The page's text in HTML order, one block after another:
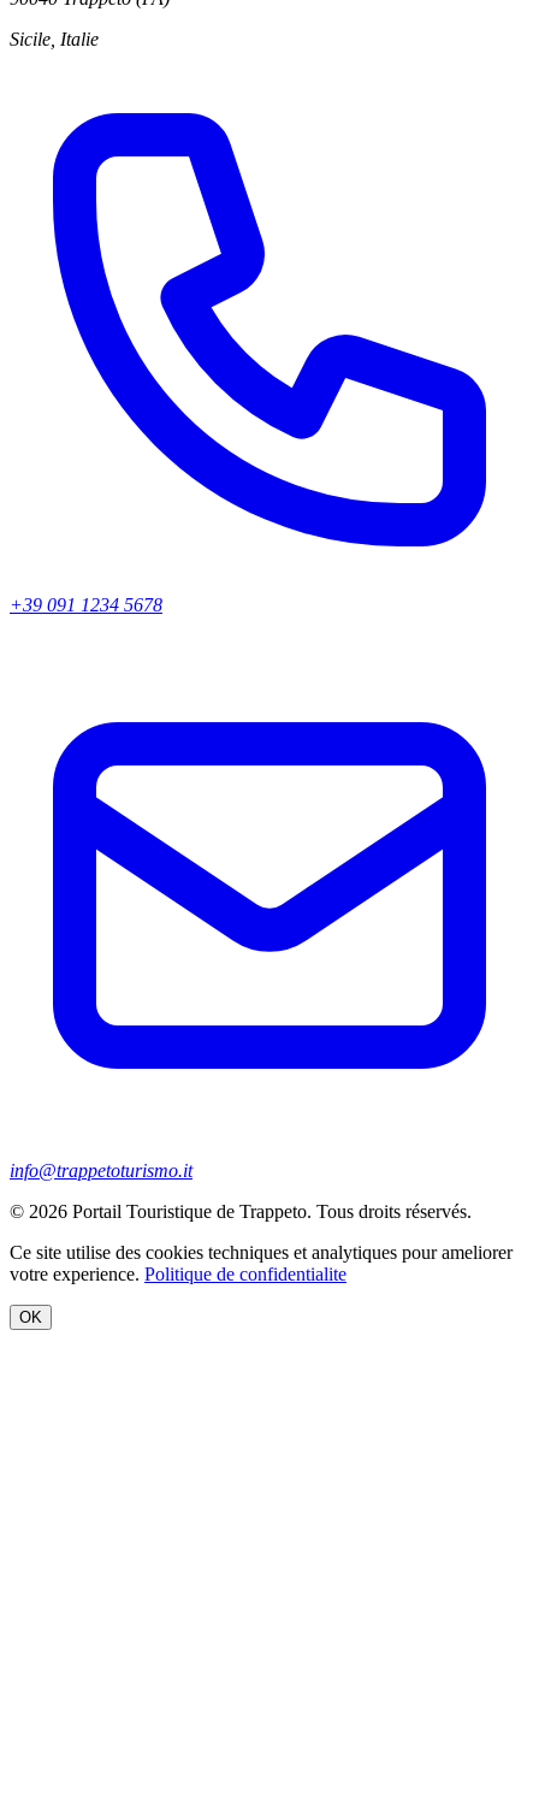
Sicile, Italie
+39 091 1234 5678
info@trappetoturismo.it
© 2026 Portail Touristique de Trappeto. Tous droits réservés.
Ce site utilise des cookies techniques et analytiques pour ameliorer
votre experience. Politique de confidentialite
OK